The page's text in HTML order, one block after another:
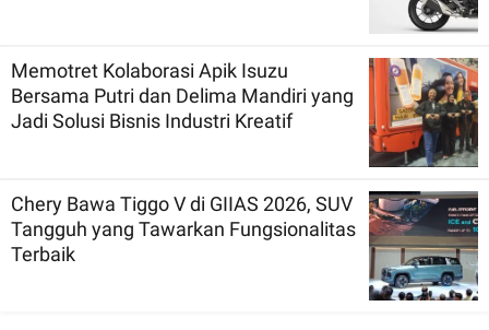
Memotret Kolaborasi Apik Isuzu
Bersama Putri dan Delima Mandiri yang
Jadi Solusi Bisnis Industri Kreatif
Chery Bawa Tiggo V di GIIAS 2026, SUV
Tangguh yang Tawarkan Fungsionalitas
Terbaik